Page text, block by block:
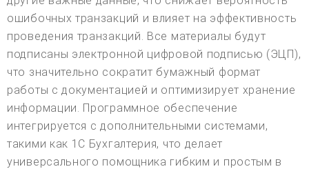
ошибочных транзакций и влияет на эффективность
проведения транзакций. Все материалы будут
подписаны электронной цифровой подписью (ЭЦП),
что значительно сократит бумажный формат
работы с документацией и оптимизирует хранение
информации. Программное обеспечение
интегрируется с дополнительными системами,
такими как 1С Бухгалтерия, что делает
универсального помощника гибким и простым в